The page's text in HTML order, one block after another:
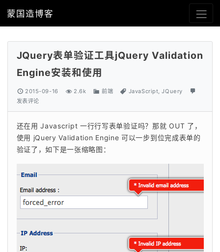
蒙国造博客
JQuery表单验证工具jQuery Validation
Engine安装和使用
2015-09-16 2.6k 前端 JavaScript,JQuery
发表评论
还在用 Javascript 一行行写表单验证吗？那就 OUT 了，
使用 jQuery Validation Engine 可以一步到位完成表单的
验证了，如下是一张缩略图：